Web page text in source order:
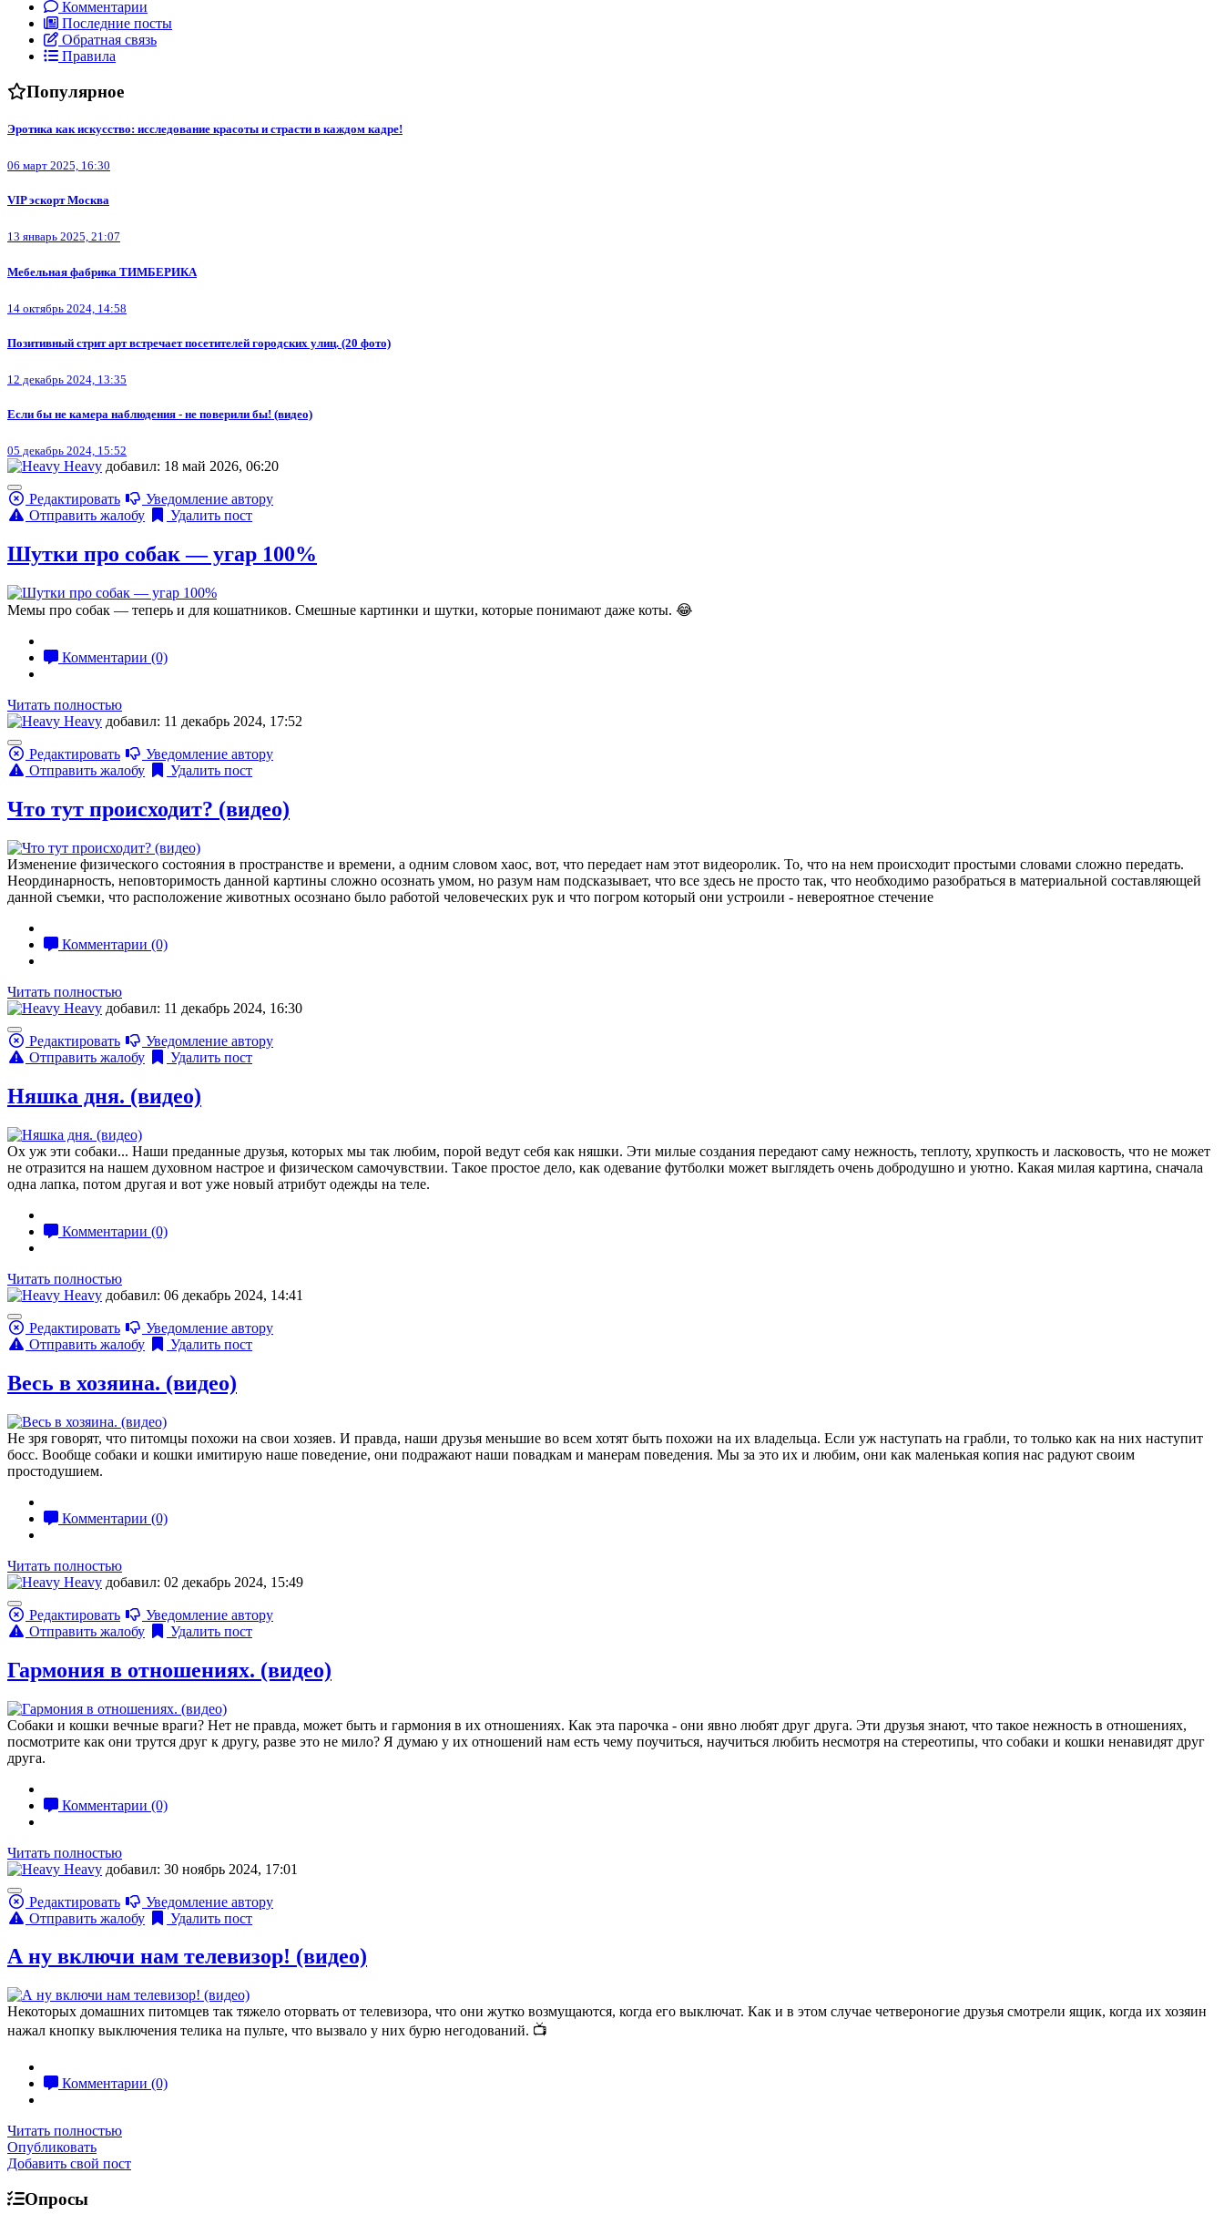
Комментарии
Последние посты
Обратная связь
Правила
Популярное
Эротика как искусство: исследование красоты и страсти в каждом кадре!
06 март 2025, 16:30
VIP эскорт Москва
13 январь 2025, 21:07
Мебельная фабрика ТИМБЕРИКА
14 октябрь 2024, 14:58
Позитивный стрит арт встречает посетителей городских улиц. (20 фото)
12 декабрь 2024, 13:35
Если бы не камера наблюдения - не поверили бы! (видео)
05 декабрь 2024, 15:52
Heavy добавил: 18 май 2026, 06:20
Редактировать
Уведомление автору
Отправить жалобу
Удалить пост
Шутки про собак — угар 100%
Мемы про собак — теперь и для кошатников. Смешные картинки и шутки, которые понимают даже коты. 😂
Комментарии (0)
Читать полностью
Heavy добавил: 11 декабрь 2024, 17:52
Редактировать
Уведомление автору
Отправить жалобу
Удалить пост
Что тут происходит? (видео)
Изменение физического состояния в пространстве и времени, а одним словом хаос, вот, что передает нам этот видеоролик. То, что на нем происходит простыми словами сложно передать.
Неординарность, неповторимость данной картины сложно осознать умом, но разум нам подсказывает, что все здесь не просто так, что необходимо разобраться в материальной составляющей
данной съемки, что расположение животных осознано было работой человеческих рук и что погром который они устроили - невероятное стечение
Комментарии (0)
Читать полностью
Heavy добавил: 11 декабрь 2024, 16:30
Редактировать
Уведомление автору
Отправить жалобу
Удалить пост
Няшка дня. (видео)
Ох уж эти собаки... Наши преданные друзья, которых мы так любим, порой ведут себя как няшки. Эти милые создания передают саму нежность, теплоту, хрупкость и ласковость, что не может
не отразится на нашем духовном настрое и физическом самочувствии. Такое простое дело, как одевание футболки может выглядеть очень добродушно и уютно. Какая милая картина, сначала
одна лапка, потом другая и вот уже новый атрибут одежды на теле.
Комментарии (0)
Читать полностью
Heavy добавил: 06 декабрь 2024, 14:41
Редактировать
Уведомление автору
Отправить жалобу
Удалить пост
Весь в хозяина. (видео)
Не зря говорят, что питомцы похожи на свои хозяев. И правда, наши друзья меньшие во всем хотят быть похожи на их владельца. Если уж наступать на грабли, то только как на них наступит
босс. Вообще собаки и кошки имитирую наше поведение, они подражают наши повадкам и манерам поведения. Мы за это их и любим, они как маленькая копия нас радуют своим
простодушием.
Комментарии (0)
Читать полностью
Heavy добавил: 02 декабрь 2024, 15:49
Редактировать
Уведомление автору
Отправить жалобу
Удалить пост
Гармония в отношениях. (видео)
Собаки и кошки вечные враги? Нет не правда, может быть и гармония в их отношениях. Как эта парочка - они явно любят друг друга. Эти друзья знают, что такое нежность в отношениях,
посмотрите как они трутся друг к другу, разве это не мило? Я думаю у их отношений нам есть чему поучиться, научиться любить несмотря на стереотипы, что собаки и кошки ненавидят друг
друга.
Комментарии (0)
Читать полностью
Heavy добавил: 30 ноябрь 2024, 17:01
Редактировать
Уведомление автору
Отправить жалобу
Удалить пост
А ну включи нам телевизор! (видео)
Некоторых домашних питомцев так тяжело оторвать от телевизора, что они жутко возмущаются, когда его выключат. Как и в этом случае четвероногие друзья смотрели ящик, когда их хозяин
нажал кнопку выключения телика на пульте, что вызвало у них бурю негодований. 📺
Комментарии (0)
Читать полностью
Опубликовать
Добавить свой пост
Опросы